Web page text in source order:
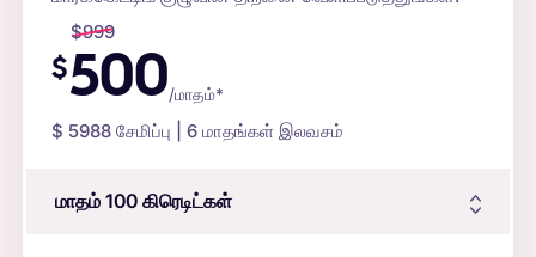
$999
$500/மாதம்*
$ 5988 சேமிப்பு | 6 மாதங்கள் இலவசம்
மாதம் 100 கிரெடிட்கள்